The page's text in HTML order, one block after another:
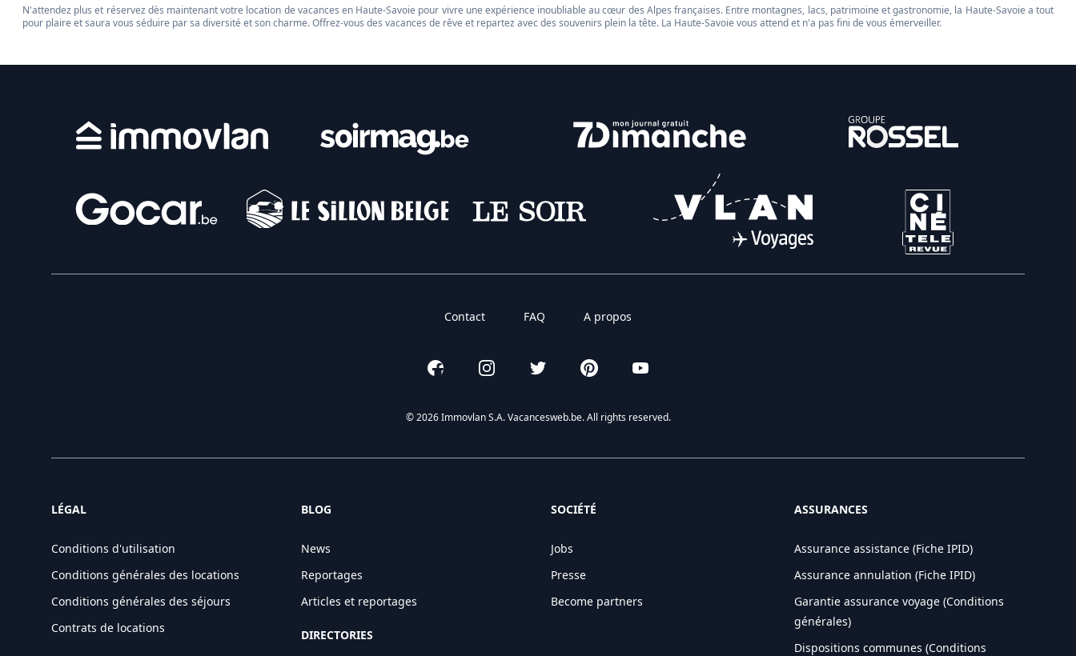
N'attendez plus et réservez dès maintenant votre location de vacances en Haute-Savoie pour vivre une expérience inoubliable au cœur des Alpes françaises. Entre montagnes, lacs, patrimoine et gastronomie, la Haute-Savoie a tout
pour plaire et saura vous séduire par sa diversité et son charme. Offrez-vous des vacances de rêve et repartez avec des souvenirs plein la tête. La Haute-Savoie vous attend et n'a pas fini de vous émerveiller.
Contact FAQ A propos
FacebookInstagramTwitter PinterestYouTube
© 2026 Immovlan S.A. Vacancesweb.be. All rights reserved.
LÉGAL
Conditions d'utilisation
Conditions générales des locations
Conditions générales des séjours
Contrats de locations
BLOG
News
Reportages
Articles et reportages
DIRECTORIES
SOCIÉTÉ
Jobs
Presse
Become partners
ASSURANCES
Assurance assistance (Fiche IPID)
Assurance annulation (Fiche IPID)
Garantie assurance voyage (Conditions
générales)
Dispositions communes (Conditions